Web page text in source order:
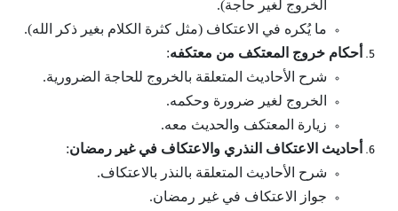
الخروج لغير حاجة).
ما يُكره في الاعتكاف (مثل كثرة الكلام بغير ذكر الله).
أحكام خروج المعتكف من معتكفه:
شرح الأحاديث المتعلقة بالخروج للحاجة الضرورية.
الخروج لغير ضرورة وحكمه.
زيارة المعتكف والحديث معه.
أحاديث الاعتكاف النذري والاعتكاف في غير رمضان:
شرح الأحاديث المتعلقة بالنذر بالاعتكاف.
جواز الاعتكاف في غير رمضان.